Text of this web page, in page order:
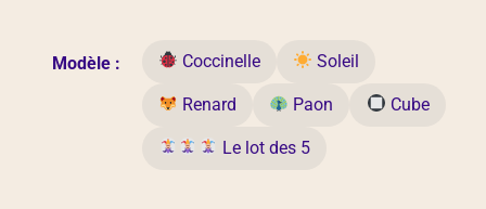
Modèle : Coccinelle Soleil
Renard Paon Cube
Le lot des 5